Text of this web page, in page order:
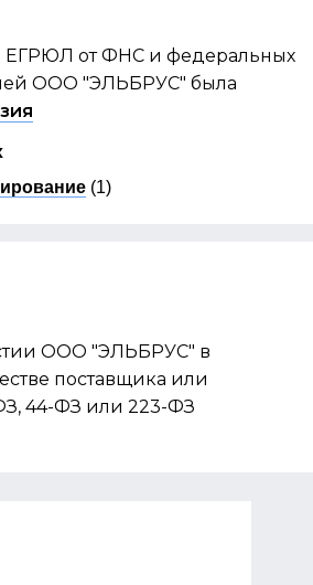
ЕГРЮЛ от ФНС и федеральных
ООО "ЭЛЬБРУС" была
(1)
ООО "ЭЛЬБРУС" в
поставщика или
44-ФЗ или 223-ФЗ